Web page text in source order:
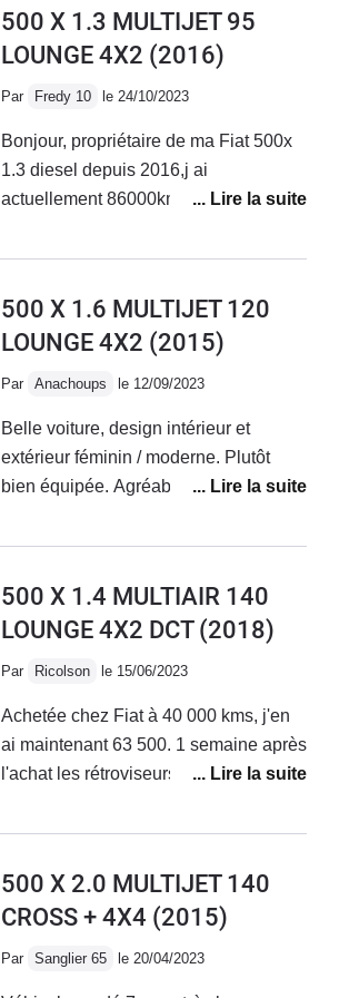
500 X 1.3 MULTIJET 95
LOUNGE 4X2 (2016)
Par Fredy 10 le 24/10/2023
Bonjour, propriétaire de ma Fiat 500x
1.3 diesel depuis 2016,j ai
actuellement 86000km au compteur
Entretien courant effectué chez Fiat
polyvalent.
500 X 1.6 MULTIJET 120
LOUNGE 4X2 (2015)
Par Anachoups le 12/09/2023
Belle voiture, design intérieur et
extérieur féminin / moderne. Plutôt
bien équipée. Agréable à conduire sur
de route. Malheureusement aucune
voiture vieillit très mal, tout se met à
déconner et les réparations
de leurs défauts de fabrication !
J'adore ma voiture mais au vu des
coûts de réparations faramineux, des
cesse... Je vais la revendre.
500 X 1.4 MULTIAIR 140
LOUNGE 4X2 DCT(2018)
Par Ricolson le 15/06/2023
Achetée chez Fiat à 40 000 kms, j'en
ai maintenant 63 500. 1 semaine après
l'achat les rétroviseurs électriques ne
en concession. Plus gênant, 2 mois
mode dégradé. Retour en concession
en dépanneuse; problème de
500 X 2.0 MULTIJET 140
CROSS + 4X4 (2015)
Par Sanglier 65 le 20/04/2023